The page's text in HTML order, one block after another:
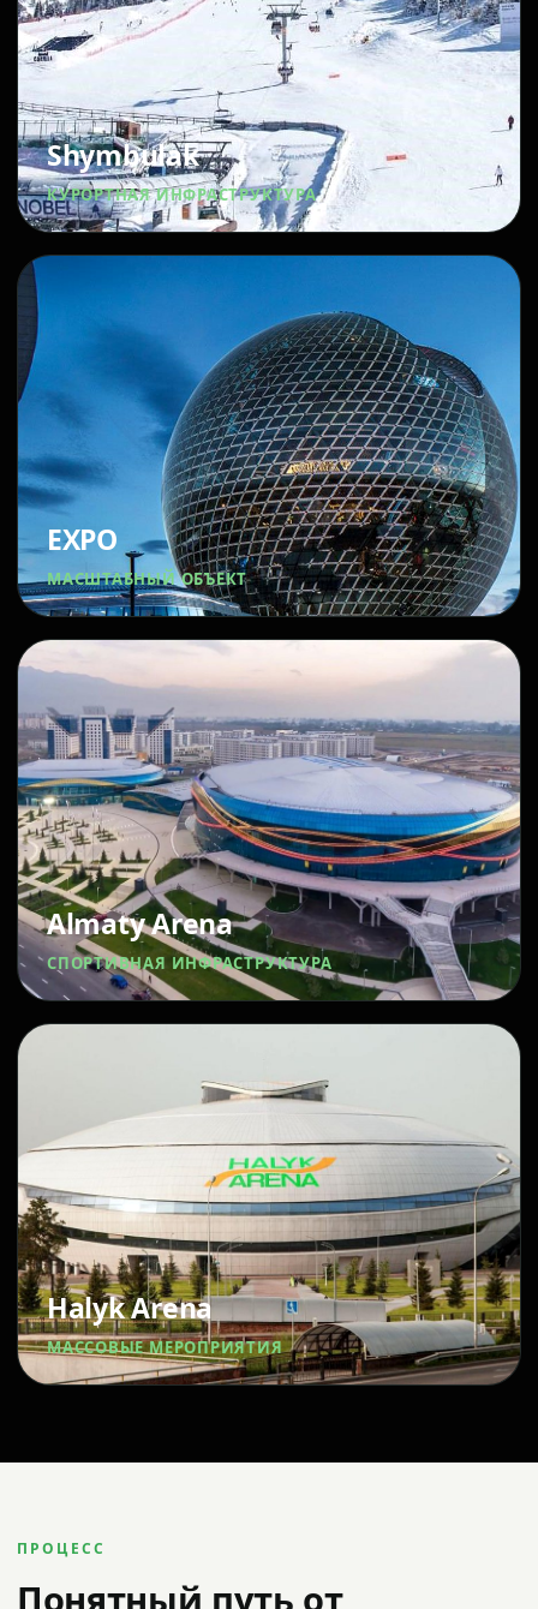
Shymbulak
КУРОРТНАЯ ИНФРАСТРУКТУРА
EXPO
МАСШТАБНЫЙ ОБЪЕКТ
Almaty Arena
СПОРТИВНАЯ ИНФРАСТРУКТУРА
Halyk Arena
МАССОВЫЕ МЕРОПРИЯТИЯ
ПРОЦЕСС
Понятный путь от